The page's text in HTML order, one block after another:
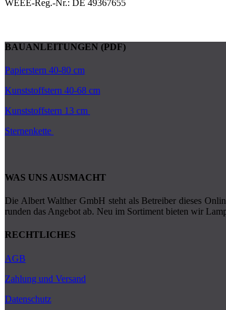
WEEE-Reg.-Nr.: DE 49367655
BAUANLEITUNGEN (PDF)
Papierstern 40-80 cm
Kunststoffstern 40-68 cm
Kunststoffstern 13 cm
Sternenkette
WAS UNS AUSMACHT
Die Albert Walther GmbH steht als Betreiber dieses
runden das Angebot ab. Neu im Sortiment bieten wir
RECHTLICHES
AGB
Zahlung und Versand
Datenschutz